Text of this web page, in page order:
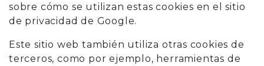
sobre cómo se utilizan estas cookies en el sitio
de privacidad de Google.
Este sitio web también utiliza otras cookies de
terceros, como por ejemplo, herramientas de